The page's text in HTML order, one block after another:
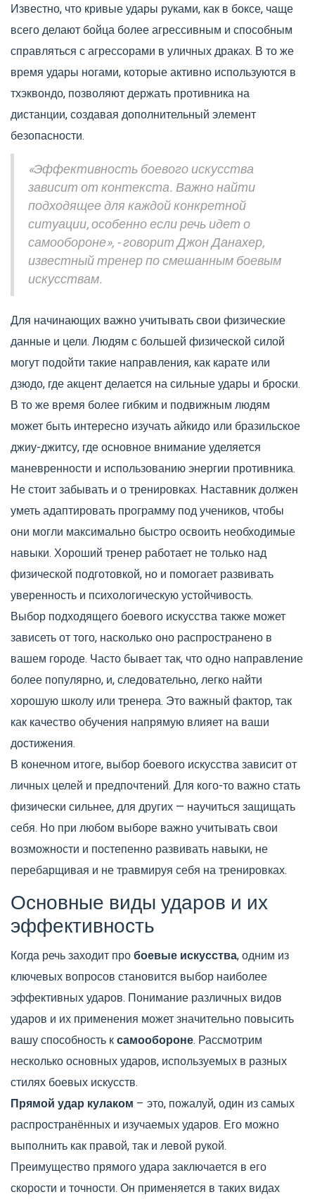
Известно, что кривые удары руками, как в боксе, чаще
всего делают бойца более агрессивным и способным
справляться с агрессорами в уличных драках. В то же
время удары ногами, которые активно используются в
тхэквондо, позволяют держать противника на
дистанции, создавая дополнительный элемент
безопасности.
«Эффективность боевого искусства
зависит от контекста. Важно найти
подходящее для каждой конкретной
ситуации, особенно если речь идет о
самообороне», - говорит Джон Данахер,
известный тренер по смешанным боевым
искусствам.
Для начинающих важно учитывать свои физические
данные и цели. Людям с большей физической силой
могут подойти такие направления, как карате или
дзюдо, где акцент делается на сильные удары и броски.
В то же время более гибким и подвижным людям
может быть интересно изучать айкидо или бразильское
джиу-джитсу, где основное внимание уделяется
маневренности и использованию энергии противника.
Не стоит забывать и о тренировках. Наставник должен
уметь адаптировать программу под учеников, чтобы
они могли максимально быстро освоить необходимые
навыки. Хороший тренер работает не только над
физической подготовкой, но и помогает развивать
уверенность и психологическую устойчивость.
Выбор подходящего боевого искусства также может
зависеть от того, насколько оно распространено в
вашем городе. Часто бывает так, что одно направление
более популярно, и, следовательно, легко найти
хорошую школу или тренера. Это важный фактор, так
как качество обучения напрямую влияет на ваши
достижения.
В конечном итоге, выбор боевого искусства зависит от
личных целей и предпочтений. Для кого-то важно стать
физически сильнее, для других — научиться защищать
себя. Но при любом выборе важно учитывать свои
возможности и постепенно развивать навыки, не
перебарщивая и не травмируя себя на тренировках.
Основные виды ударов и их
эффективность
Когда речь заходит пробоевые искусства, одним из
ключевых вопросов становится выбор наиболее
эффективных ударов. Понимание различных видов
ударов и их применения может значительно повысить
вашу способность ксамообороне. Рассмотрим
несколько основных ударов, используемых в разных
стилях боевых искусств.
Прямой удар кулаком – это, пожалуй, один из самых
распространённых и изучаемых ударов. Его можно
выполнить как правой, так и левой рукой.
Преимущество прямого удара заключается в его
скорости и точности. Он применяется в таких видах